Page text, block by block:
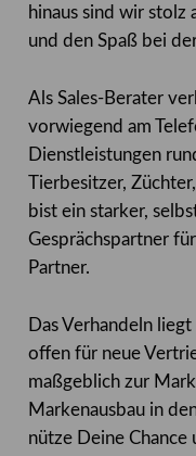
hinaus sind wir stolz
und den Spaß bei
Als Sales-Berater
vorwiegend am
Dienstleistungen
Tierbesitzer,
bist ein starker,
Gesprächspartner
Partner.
Das Verhandeln
offen für neue
maßgeblich zur
Markenausbau in
nütze Deine